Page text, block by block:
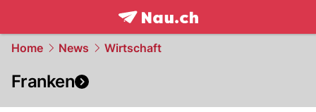
frontpage.NAU.ch
Home News Wirtschaft
Franken